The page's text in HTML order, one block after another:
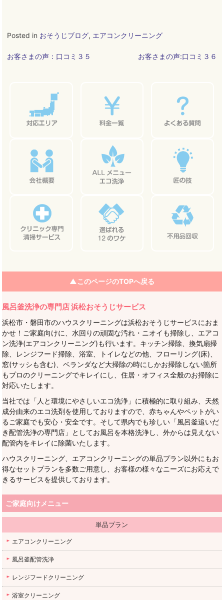
Posted in おそうじブログ, エアコンクリーニング
投
お客さまの声：口コミ３５ お客さまの声:口コミ３６
▲このページのTOPへ戻る
風呂釜洗浄の専門店 浜松おそうじサービス
浜松市・磐田市のハウスクリーニングは浜松おそうじサービスにおま
かせ！ご家庭向けに、水回りの頑固な汚れ・ニオイも掃除し、エアコ
ン洗浄(エアコンクリーニング)も行います。キッチン掃除、換気扇掃
除、レンジフード掃除、浴室、トイレなどの他、フローリング(床)、
窓(サッシも含む)、ベランダなど大掃除の時にしかお掃除しない箇所
もプロのクリーニングでキレイにし、住居・オフィス全般のお掃除に
対応いたします。
当社では「人と環境にやさしいエコ洗浄」に積極的に取り組み、天然
成分由来のエコ洗剤を使用しておりますので、赤ちゃんやペットがい
るご家庭でも安心・安全です。そして県内でも珍しい「風呂釜追いだ
き配管洗浄の専門店」としてお風呂を本格洗浄し、外からは見えない
配管内をキレイに除菌いたします。
ハウスクリーニング、エアコンクリーニングの単品プラン以外にもお
得なセットプランを多数ご用意し、お客様の様々なニーズにお応えで
きるサービスを提供しております。
ご家庭向けメニュー
単品プラン
エアコンクリーニング
風呂釜配管洗浄
レンジフードクリーニング
浴室クリーニング